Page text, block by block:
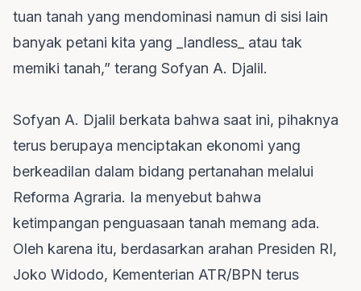
tuan tanah yang mendominasi namun di sisi lain
banyak petani kita yang _landless_ atau tak
memiki tanah,” terang Sofyan A. Djalil.
Sofyan A. Djalil berkata bahwa saat ini, pihaknya
terus berupaya menciptakan ekonomi yang
berkeadilan dalam bidang pertanahan melalui
Reforma Agraria. Ia menyebut bahwa
ketimpangan penguasaan tanah memang ada.
Oleh karena itu, berdasarkan arahan Presiden RI,
Joko Widodo, Kementerian ATR/BPN terus